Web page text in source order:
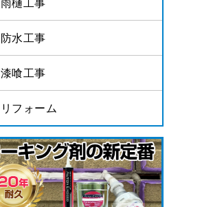
防水工事
漆喰工事
リフォーム